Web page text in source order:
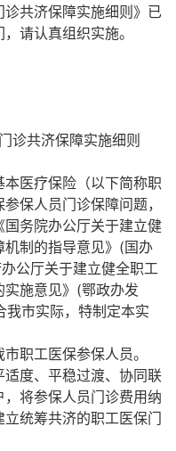
诊共济保障实施细则》已
请认真组织实施。
诊共济保障实施细则
医疗保险（以下简称职
保人员门诊保障问题，
务院办公厅关于建立健
制的指导意见》(国办
公厅关于建立健全职工
施意见》(鄂政办发
我市实际，特制定本实
职工医保参保人员。
度、平稳过渡、协同联
将参保人员门诊费用纳
统筹共济的职工医保门